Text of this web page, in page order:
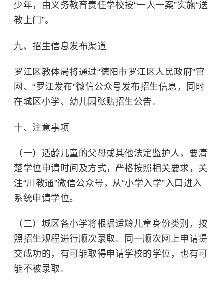
少年，由义务教育责任学校按“一人一案”实施“送
教上门”。
九、招生信息发布渠道
罗江区教体局将通过“德阳市罗江区人民政府”官
网、“罗江发布”微信公众号发布招生信息，同时
在城区小学、幼儿园张贴招生公告。
十、注意事项
（一）适龄儿童的父母或其他法定监护人，要清
楚学位申请时间及方式，严格按照相关要求，关
注“川教通”微信公众号，从“小学入学”入口进入
系统申请学位。
（二）城区各小学将根据适龄儿童身份类别，按
照招生规程进行顺次录取。同一顺次网上申请提
交成功的，有可能取得申请学校的学位，也有可
能不被录取。